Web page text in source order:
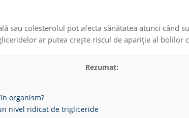
sau colesterolul pot afecta sănătatea atunci când
ar putea crește riscul de apariție al bolilor
Rezumat:
organism?
nivel ridicat de trigliceride